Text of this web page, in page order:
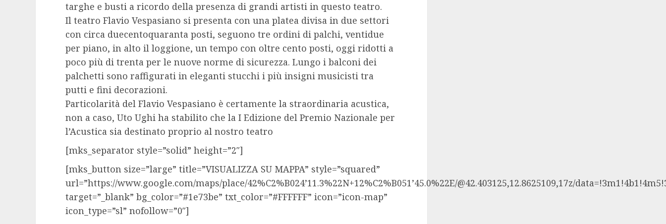
targhe e busti a ricordo della presenza di grandi artisti in questo teatro.
Il teatro Flavio Vespasiano si presenta con una platea divisa in due settori
con circa duecentoquaranta posti, seguono tre ordini di palchi, ventidue
per piano, in alto il loggione, un tempo con oltre cento posti, oggi ridotti a
poco più di trenta per le nuove norme di sicurezza. Lungo i balconi dei
palchetti sono raffigurati in eleganti stucchi i più insigni musicisti tra
putti e fini decorazioni.
Particolarità del Flavio Vespasiano è certamente la straordinaria acustica,
non a caso, Uto Ughi ha stabilito che la I Edizione del Premio Nazionale per
l’Acustica sia destinato proprio al nostro teatro
[mks_separator style=”solid” height=”2″]
[mks_button size=”large” title=”VISUALIZZA SU MAPPA” style=”squared”
url=”https://www.google.com/maps/place/42%C2%B024’11.3%22N+12%C2%B051’45.0%22E/@42.403125,12.8625109,17z/
target=”_blank” bg_color=”#1e73be” txt_color=”#FFFFFF” icon=”icon-map”
icon_type=”sl” nofollow=”0″]